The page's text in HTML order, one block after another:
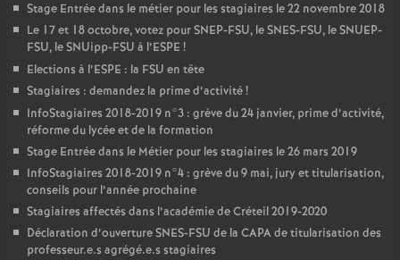
Stage Entrée dans le métier pour les stagiaires le 22 novembre 2018
Le 17 et 18 octobre, votez pourSNEP-FSU, leSNES-FSU, leSNUEP-
FSU, le SNUipp-FSU à l’ESPE !
Elections à l’ESPE : la FSU en tête
Stagiaires : demandez la prime d’activité!
InfoStagiaires 2018-2019 n°3 : grève du 24 janvier, prime d’activité,
réforme du lycée et de la formation
Stage Entrée dans le Métier pour les stagiaires le 26 mars 2019
InfoStagiaires 2018-2019 n°4 : grève du 9 mai, jury et titularisation,
conseils pour l’année prochaine
Stagiaires affectés dans l’académie de Créteil 2019-2020
Déclaration d’ouvertureSNES-FSU de la CAPAde titularisation des
professeur.e.s agrégé.e.s stagiaires